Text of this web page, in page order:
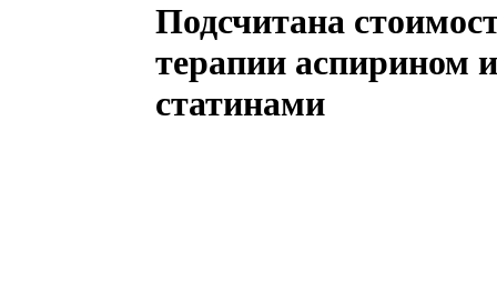
Подсчитана
терапии аспирином и
статинами